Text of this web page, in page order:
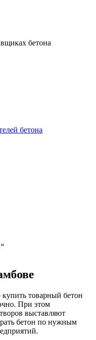
бетона
бетона
»
товарный бетон
При этом
выставляют
бетон по нужным